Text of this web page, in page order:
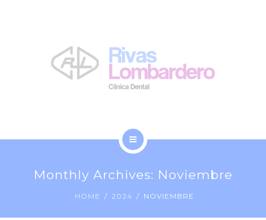
Monthly Archives: Noviembre
HOME 2024 NOVIEMBRE